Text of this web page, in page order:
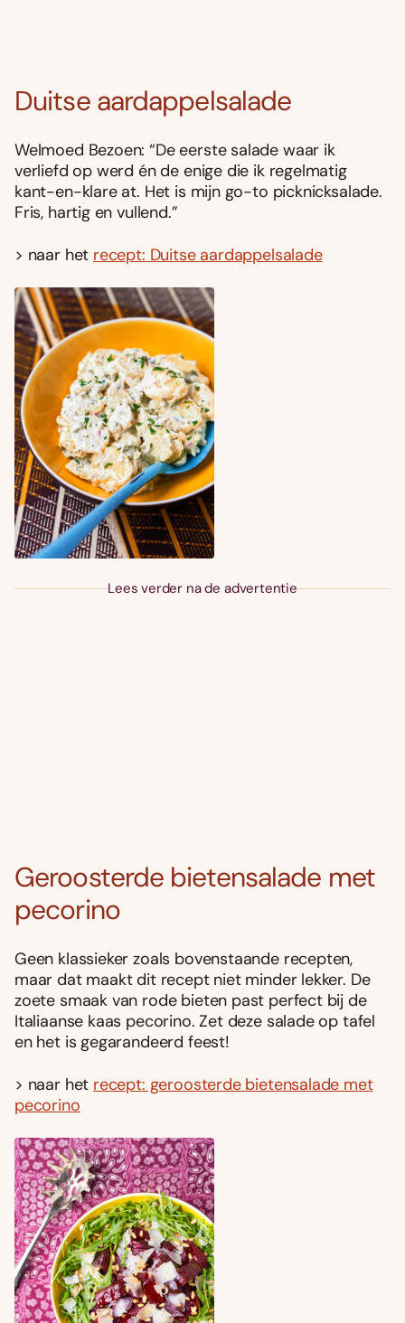
Duitse aardappelsalade
Welmoed Bezoen: “De eerste salade waar ik
verliefd op werd én de enige die ik regelmatig
kant-en-klare at. Het is mijn go-to picknicksalade.
Fris, hartig en vullend.”
> naar het recept: Duitse aardappelsalade
Lees verder na de advertentie
Geroosterde bietensalade met
pecorino
Geen klassieker zoals bovenstaande recepten,
maar dat maakt dit recept niet minder lekker. De
zoete smaak van rode bieten past perfect bij de
Italiaanse kaas pecorino. Zet deze salade op tafel
en het is gegarandeerd feest!
> naar het recept: geroosterde bietensalade met
pecorino